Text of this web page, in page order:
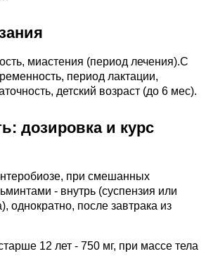
миастения (период лечения).C
период лактации,
детский возраст (до 6 мес).
дозировка и курс
при смешанных
- внутрь (суспензия или
однократно, после завтрака из
12 лет - 750 мг, при массе тела